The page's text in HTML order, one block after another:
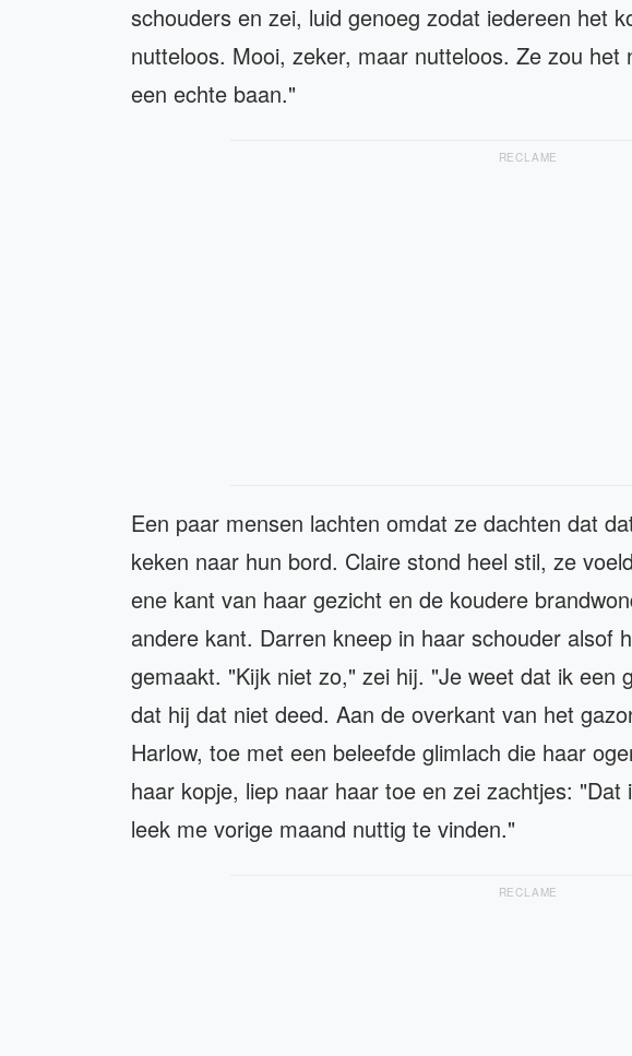
schouders en zei, luid genoeg zodat iedereen het
nutteloos. Mooi, zeker, maar nutteloos. Ze zou het
een echte baan."
RECLAME
Een paar mensen lachten omdat ze dachten dat
keken naar hun bord. Claire stond heel stil, ze
ene kant van haar gezicht en de koudere
andere kant. Darren kneep in haar schouder alsof
gemaakt. "Kijk niet zo," zei hij. "Je weet dat ik een
dat hij dat niet deed. Aan de overkant van het
Harlow, toe met een beleefde glimlach die haar
haar kopje, liep naar haar toe en zei zachtjes:
leek me vorige maand nuttig te vinden."
RECLAME